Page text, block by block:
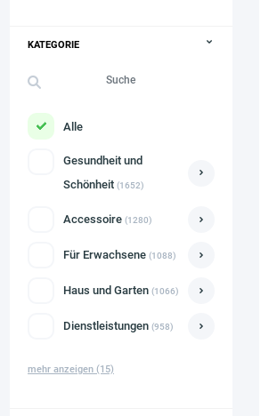
KATEGORIE
Alle
Gesundheit und
Schönheit (1652)
Accessoire (1280)
Für Erwachsene (1088)
Haus und Garten (1066)
Dienstleistungen (958)
mehr anzeigen (15)